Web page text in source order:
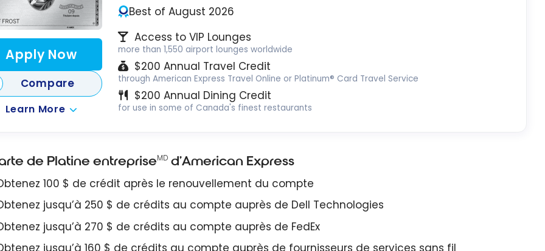
Best of August 2026
Access to VIP Lounges
more than 1,550 airport lounges worldwide
$200 Annual Travel Credit
through American Express Travel Online or Platinum® Card Travel Service
$200 Annual Dining Credit
for use in some of Canada's finest restaurants
Apply Now
Compare
Learn More
de Platine entrepriseMD d’American Express
100 $ de crédit après le renouvellement du compte
jusqu’à 250 $ de crédits au compte auprès de Dell Technologies
jusqu’à 270 $ de crédits au compte auprès de FedEx
jusqu’à 160 $ de crédits au compte auprès de fournisseurs de services sans fil